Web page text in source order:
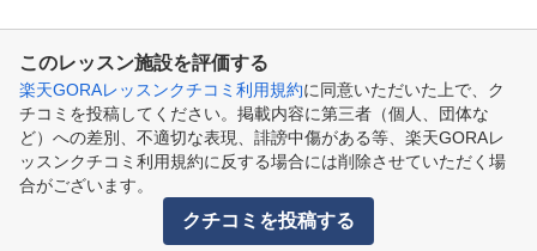
このレッスン施設を評価する
楽天GORAレッスンクチコミ利用規約に同意いただいた上で、ク
チコミを投稿してください。掲載内容に第三者（個人、団体な
ど）への差別、不適切な表現、誹謗中傷がある等、楽天GORAレ
ッスンクチコミ利用規約に反する場合には削除させていただく場
合がございます。
クチコミを投稿する